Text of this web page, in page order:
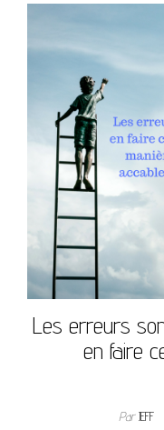
Les erreurs
en faire
ParJEFF